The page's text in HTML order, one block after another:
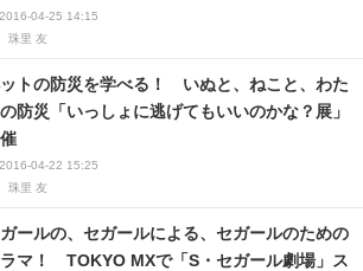
2016-04-25 14:15
珠里 友
2016-04-22 15:25
珠里 友
トの防災を学べる！ いぬと、ねこと、わた
の防災「いっしょに逃げてもいいのかな？展」
ールの、セガールによる、セガールのための
ラマ！ TOKYO MXで「S・セガール劇場」ス